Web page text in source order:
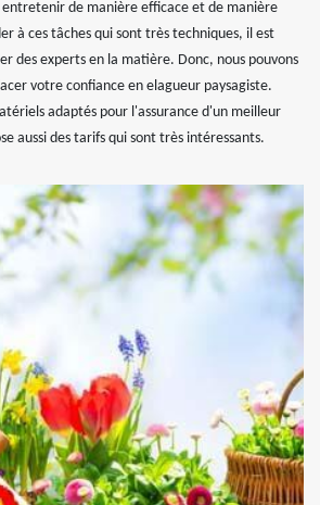
de manière efficace et de manière
à ces tâches qui sont très techniques, il est
des experts en la matière. Donc, nous pouvons
votre confiance en elagueur paysagiste.
adaptés pour l'assurance d'un meilleur
aussi des tarifs qui sont très intéressants.